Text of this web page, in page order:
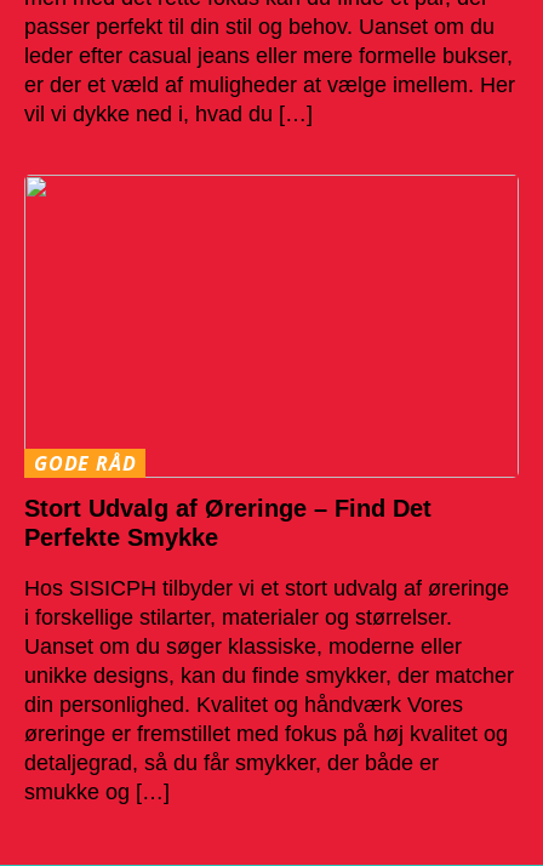
passer perfekt til din stil og behov. Uanset om du
leder efter casual jeans eller mere formelle bukser,
er der et væld af muligheder at vælge imellem. Her
vil vi dykke ned i, hvad du […]
GODE RÅD
Stort Udvalg af Øreringe – Find Det
Perfekte Smykke
Hos SISICPH tilbyder vi et stort udvalg af øreringe
i forskellige stilarter, materialer og størrelser.
Uanset om du søger klassiske, moderne eller
unikke designs, kan du finde smykker, der matcher
din personlighed. Kvalitet og håndværk Vores
øreringe er fremstillet med fokus på høj kvalitet og
detaljegrad, så du får smykker, der både er
smukke og […]